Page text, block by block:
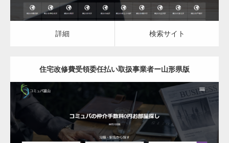
詳細 検索サイト
住宅改修費受領委任払い取扱事業者ー山形県版
更新日： 2023.03.10